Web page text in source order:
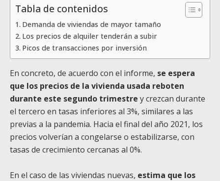
Tabla de contenidos
Demanda de viviendas de mayor tamaño
Los precios de alquiler tenderán a subir
Picos de transacciones por inversión
En concreto, de acuerdo con el informe, se espera
que los precios de la vivienda usada reboten
durante este segundo trimestre y crezcan durante
el tercero en tasas inferiores al 3%, similares a las
previas a la pandemia. Hacia el final del año 2021, los
precios volverían a congelarse o estabilizarse, con
tasas de crecimiento cercanas al 0%.
En el caso de las viviendas nuevas, estima que los